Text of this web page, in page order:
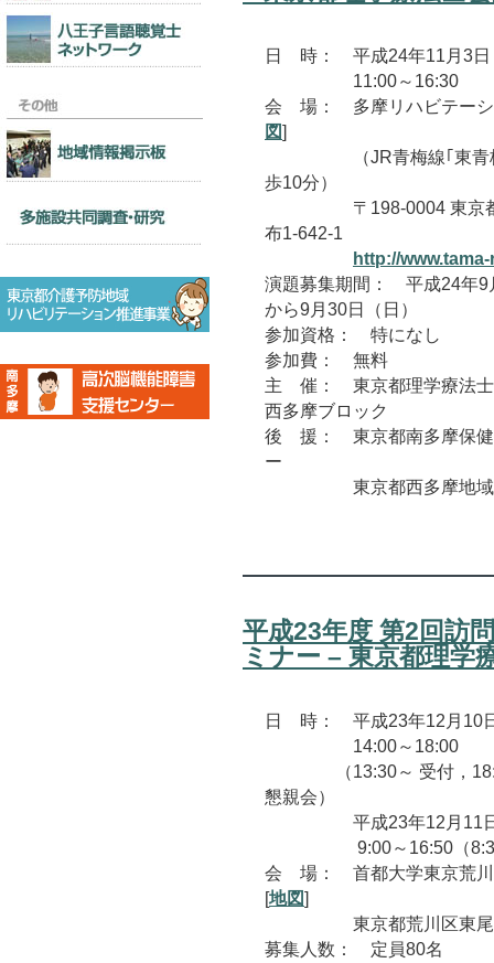
日 時： 平成24年11月3日
11:00～16:30
会 場： 多摩リハビテーシ
図]
（JR青梅線｢東青梅
歩10分）
〒198-0004 東京都
布1-642-1
http://
演題募集期間： 平成24年9
から9月30日（日）
参加資格： 特になし
参加費： 無料
主 催： 東京都理学療法士
西多摩ブロック
後 援： 東京都南多摩保健
ー
東京都西多摩地域リハ
平成23年度 第2回訪
ミナー – 東京都理学
日 時： 平成23年12月10
14:00～18:00
（13:30～ 受付，
懇親会）
平成23年12月11日
9:00～16:50（8:30
会 場： 首都大学東京荒川
[地図]
東京都荒川区東尾
募集人数： 定員80名